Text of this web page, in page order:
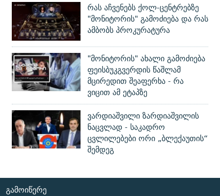
რას აჩვენებს ქოლ-ცენტრებზე
"მონიტორის" გამოძიება და რას
ამბობს პროკურატურა
"მონიტორის" ახალი გამოძიება
ფეისბუკგვერდის წაშლამ
მცირედით შეაფერხა - რა
ვიცით ამ ეტაპზე
ვარდიაშვილი ზარდიაშვილის
ნაცვლად - საკადრო
ცვლილებები ორი „ბლექაუთის“
შემდეგ
ᲒᲐᲛᲝᲘᲬᲔᲠᲔ